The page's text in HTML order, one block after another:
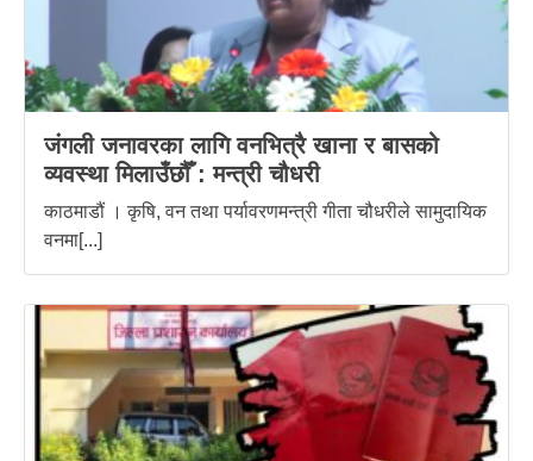
जंगली जनावरका लागि वनभित्रै खाना र बासको
व्यवस्था मिलाउँछौँ : मन्त्री चौधरी
काठमाडौं । कृषि, वन तथा पर्यावरणमन्त्री गीता चौधरीले सामुदायिक
वनमा[...]